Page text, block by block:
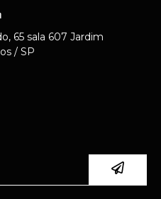
65 sala 607 Jardim
/ SP